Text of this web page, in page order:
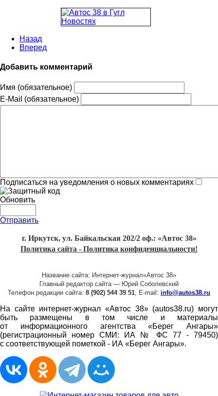
Назад
Вперед
Добавить комментарий
Имя (обязательное)
E-Mail (обязательное)
Подписаться на уведомления о новых комментариях
Обновить
Отправить
г. Иркутск, ул. Байкальская 202/2 оф.: «Автос 38»
Политика сайта - Политика конфиденциальности!
Название сайта: Интернет-журнал«Автос 38»
Главный редактор сайта — Юрий Соболевский
Телефон редакции сайта: 8 (902) 544 39 51 , E-mail: info@autos38.ru
На сайте интернет-журнал «Автос 38» (autos38.ru) могут
быть размещены в том числе и материалы
от информационного агентства «Берег Ангары»
(регистрационный номер СМИ: ИА № ФС 77 - 79450)
с соответствующей пометкой - ИА «Берег Ангары».